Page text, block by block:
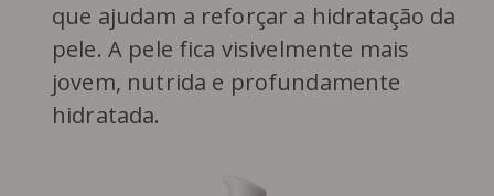
que ajudam a reforçar a hidratação da
pele. A pele fica visivelmente mais
jovem, nutrida e profundamente
hidratada.